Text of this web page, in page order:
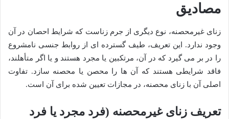
مصادیق
زنای غیرمحصنه، نوع دیگری از جرم زناست که شرایط احصان در آن
وجود ندارد. این تعریف، طیف گسترده ای از روابط جنسی نامشروع
را در بر می گیرد که در آن، مرتکبین یا مجرد هستند و یا اگر متأهلند،
فاقد شرایطی هستند که آن ها را محصن یا محصنه سازد. تفاوت
اصلی آن با زنای محصنه، در مجازات تعیین شده برای آن است.
تعریف زنای غیرمحصنه (فرد مجرد یا فرد